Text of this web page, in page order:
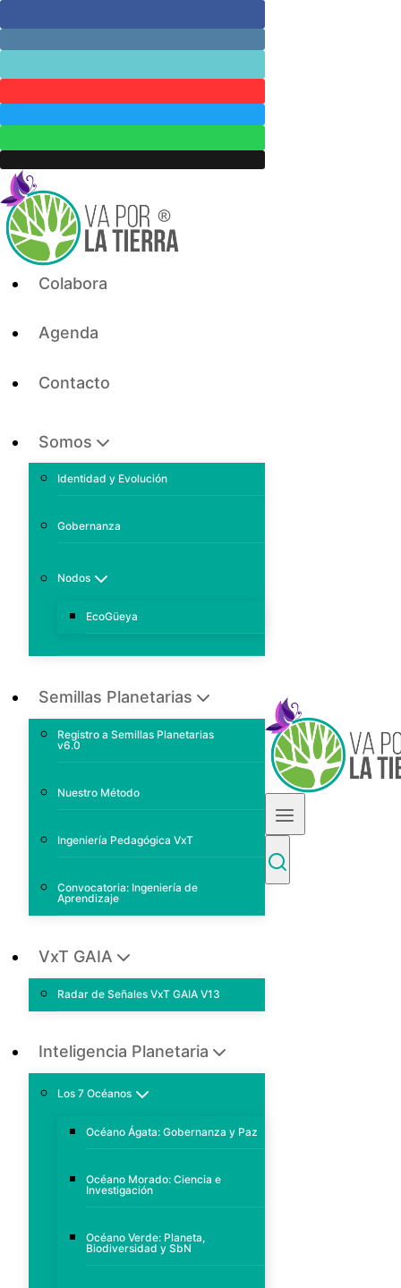
to
Colabora
Agenda
Contacto
Somos
Identidad y Evolución
Gobernanza
Nodos
EcoGüeya
Semillas Planetarias
Registro a Semillas Planetarias
v6.0
Nuestro Método
Ingeniería Pedagógica VxT
Convocatoria: Ingeniería de
Aprendizaje
VxT GAIA
Radar de Señales VxT GAIA V13
Inteligencia Planetaria
Los 7 Océanos
Océano Ágata: Gobernanza y Paz
Océano Morado: Ciencia e
Investigación
Océano Verde: Planeta,
Biodiversidad y SbN